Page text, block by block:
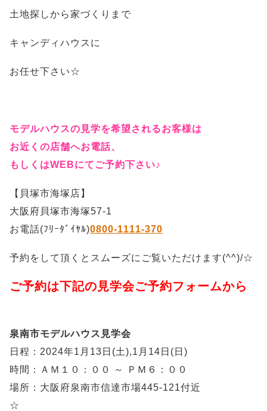
土地探しから家づくりまで
キャンディハウスに
お任せ下さい☆
モデルハウスの見学を希望されるお客様は
お近くの店舗へお電話、
もしくはWEBにてご予約下さい♪
【貝塚市海塚店】
大阪府貝塚市海塚57-1
お電話(ﾌﾘｰﾀﾞｲﾔﾙ)0800-1111-370
予約をして頂くとスムーズにご覧いただけます(^^)/☆
ご予約は下記の見学会ご予約フォームから
泉南市モデルハウス見学会
日程：2024年1月13日(土),1月14日(日)
時間：ＡＭ１０：００ ～ ＰＭ６：００
場所：大阪府泉南市信達市場445-121付近
☆